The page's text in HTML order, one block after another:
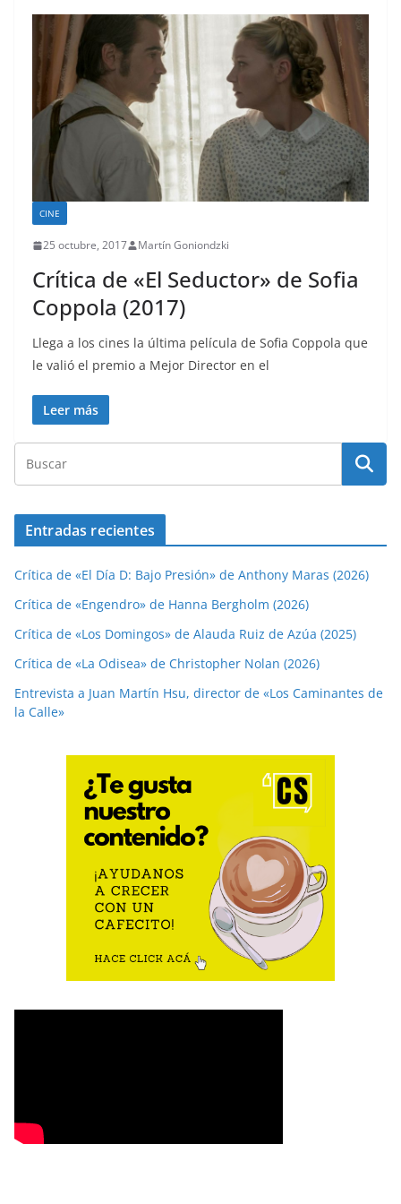
CINE
25 octubre, 2017 Martín Goniondzki
Crítica de «El Seductor» de Sofia
Coppola (2017)
Llega a los cines la última película de Sofia Coppola que
le valió el premio a Mejor Director en el
Leer más
Entradas recientes
Crítica de «El Día D: Bajo Presión» de Anthony Maras (2026)
Crítica de «Engendro» de Hanna Bergholm (2026)
Crítica de «Los Domingos» de Alauda Ruiz de Azúa (2025)
Crítica de «La Odisea» de Christopher Nolan (2026)
Entrevista a Juan Martín Hsu, director de «Los Caminantes de
la Calle»